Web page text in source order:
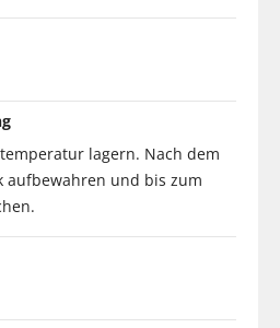
lagern. Nach dem
aufbewahren und bis zum